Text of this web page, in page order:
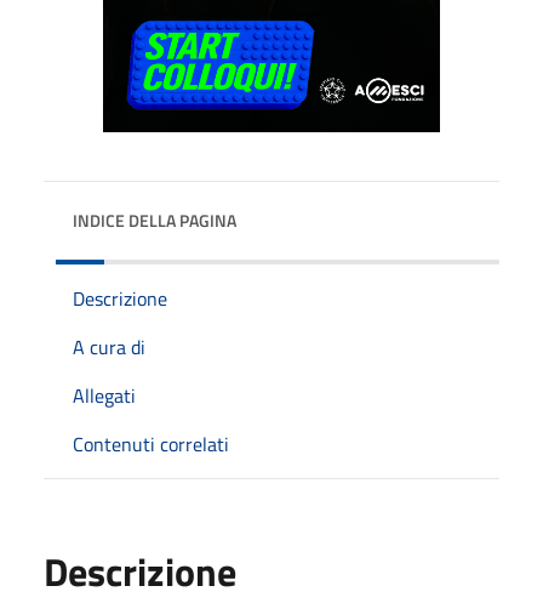
INDICE DELLA PAGINA
Descrizione
A cura di
Allegati
Contenuti correlati
Descrizione